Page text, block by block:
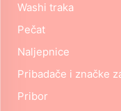
Washi traka
Pečat
Naljepnice
Pribadače i značke
Pribor